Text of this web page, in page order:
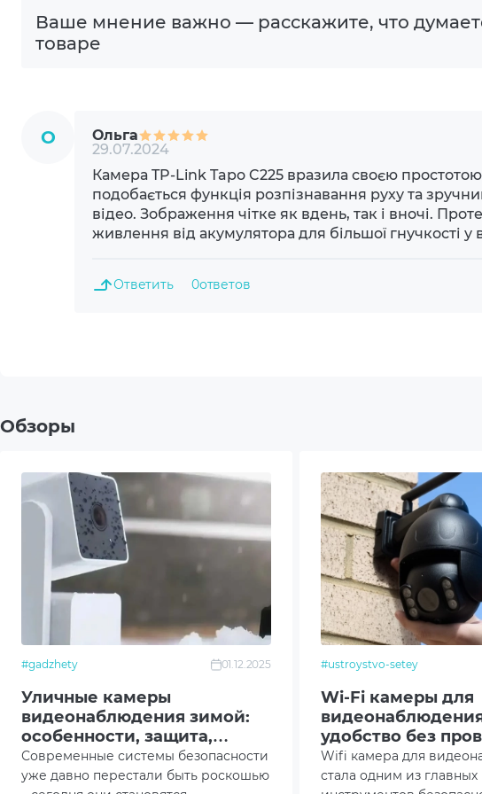
940 нм с ИК
Видео кодек
Подключение Wi-Fi
Рабочая температура
Дополнительно
Мобильное
Обнаружение с AI
Сигнал тревоги
Детекция
Дополнительный опционал/
возможности
Встроенный
Комплектация Документация
Упаковка
Ваше мнение важно — расскажите, что
товаре
О
Ольга
29.07.2024
Камера TP-Link Tapo C225 вразила своєю
подобається функція розпізнавання руху та
відео. Зображення чітке як вдень, так і вночі.
живлення від акумулятора для більшої гнучкості у
Ответить 0ответов
Обзоры
#gadzhety 01.12.2025
Уличные камеры
видеонаблюдения зимой:
особенности, защита,
эксплуатация
Современные системы безопасности
уже давно перестали быть роскошью
#ustroystvo-setey
Wi-Fi камеры для
удобство без
Wifi камера для
стала одним из главных